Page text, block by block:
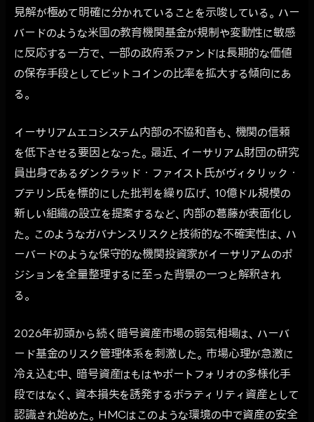
見解が極めて明確に分かれていることを示唆している。ハー
バードのような米国の教育機関基金が規制や変動性に敏感
に反応する一方で、一部の政府系ファンドは長期的な価値
の保存手段としてビットコインの比率を拡大する傾向にあ
る。
イーサリアムエコシステム内部の不協和音も、機関の信頼
を低下させる要因となった。最近、イーサリアム財団の研究
員出身であるダンクラッド・ファイスト氏がヴィタリック・
ブテリン氏を標的にした批判を繰り広げ、10億ドル規模の
新しい組織の設立を提案するなど、内部の葛藤が表面化し
た。このようなガバナンスリスクと技術的な不確実性は、ハ
ーバードのような保守的な機関投資家がイーサリアムのポ
ジションを全量整理するに至った背景の一つと解釈され
る。
2026年初頭から続く暗号資産市場の弱気相場は、ハーバ
ード基金のリスク管理体系を刺激した。市場心理が急激に
冷え込む中、暗号資産はもはやポートフォリオの多様化手
段ではなく、資本損失を誘発するボラティリティ資産として
認識され始めた。HMCはこのような環境の中で資産の安全